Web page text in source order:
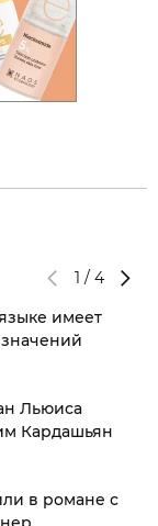
1 / 4
имеет
Льюиса
Кардашьян
в романе с